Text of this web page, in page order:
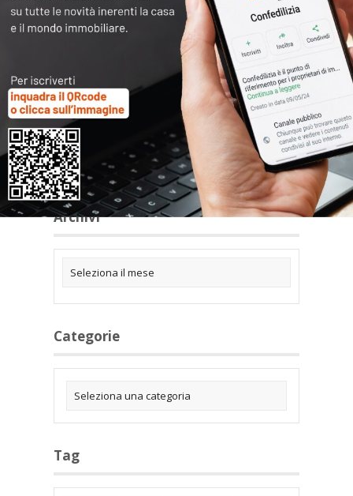
Articoli collegati
Archivi
Categorie
Tag